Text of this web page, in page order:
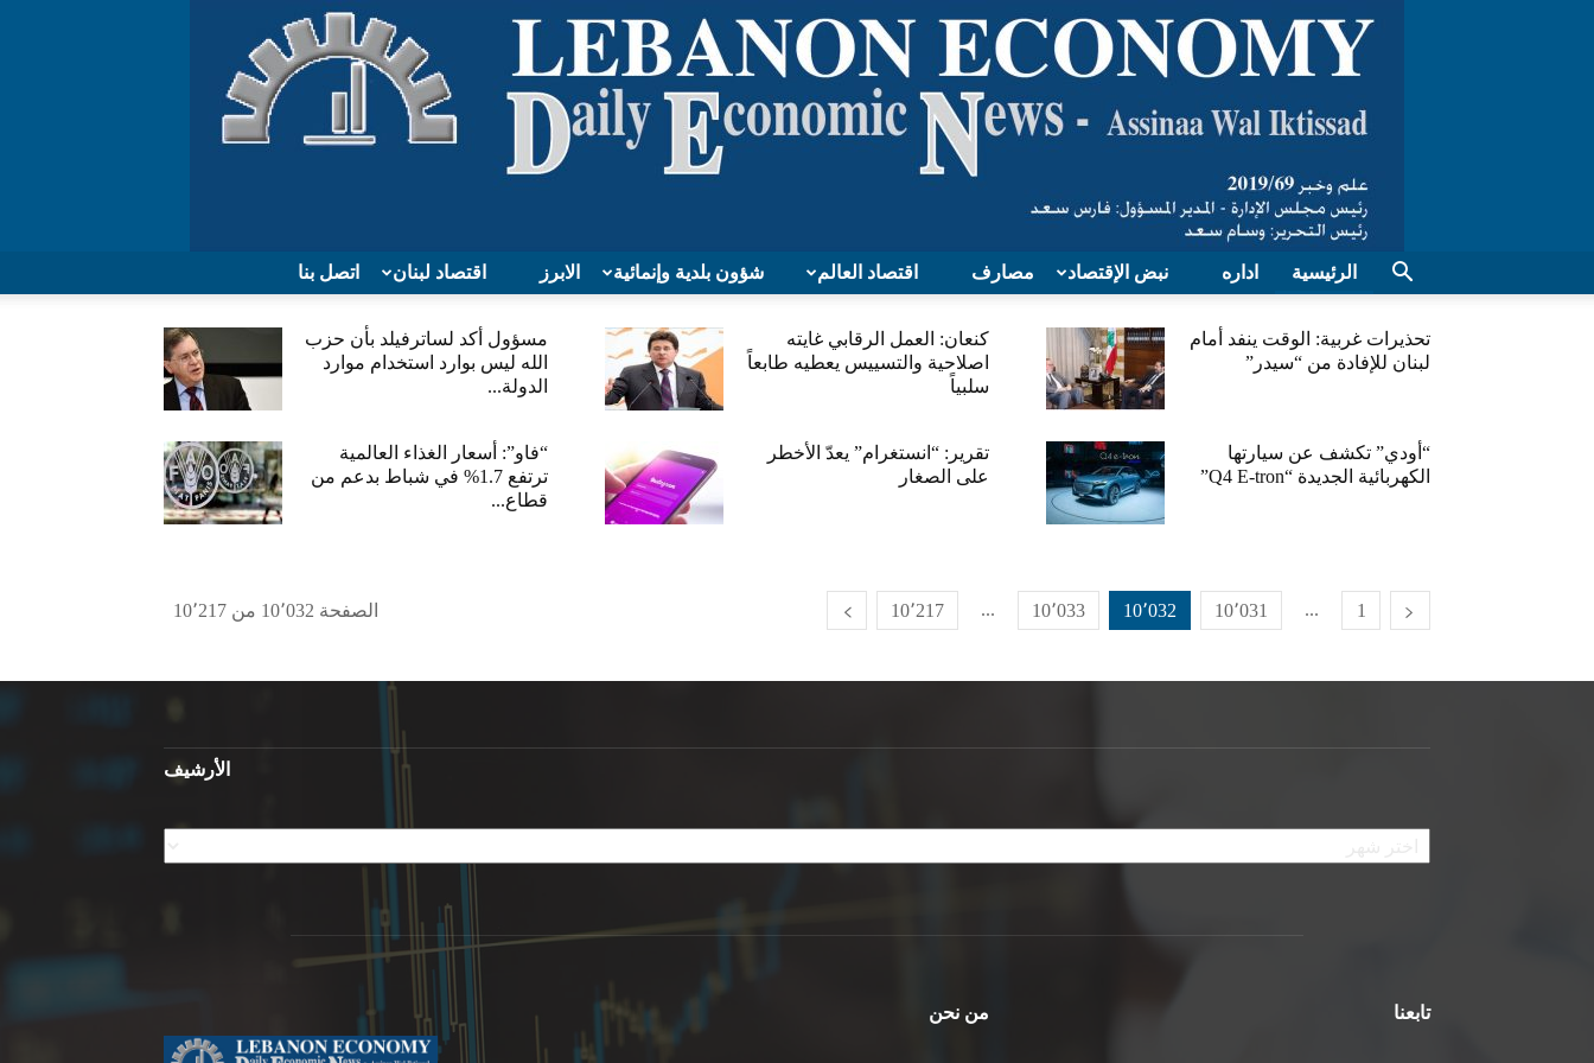
اتصل بنا اقتصاد لبنان الابرز شؤون بلدية وإنمائية اقتصاد العالم مصارف نبض الإقتصاد اداره الرئيسية
مسؤول أكد لساترفيلد بأن حزب
الله ليس بوارد استخدام موارد
الدولة...
كنعان: العمل الرقابي غايته
اصلاحية والتسييس يعطيه طابعاً
سلبياً
تحذيرات غربية: الوقت ينفد أمام
لبنان للإفادة من “سيدر”
“فاو”: أسعار الغذاء العالمية
ترتفع 1.7% في شباط بدعم من
قطاع...
تقرير: “انستغرام” يعدّ الأخطر
على الصغار
“أودي” تكشف عن سيارتها
الكهربائية الجديدة “Q4 E-tron”
1
... 10٬031 10٬032 10٬033 ... 10٬217 الصفحة 10٬032 من 10٬217
الأرشيف
الأرشيف
من نحن تابعنا